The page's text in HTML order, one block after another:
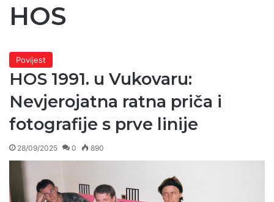
HOS
Povijest
HOS 1991. u Vukovaru:
Nevjerojatna ratna priča i
fotografije s prve linije
28/09/2025 0 890